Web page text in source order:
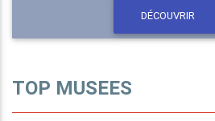
DÉCOUVRIR
TOP MUSEES